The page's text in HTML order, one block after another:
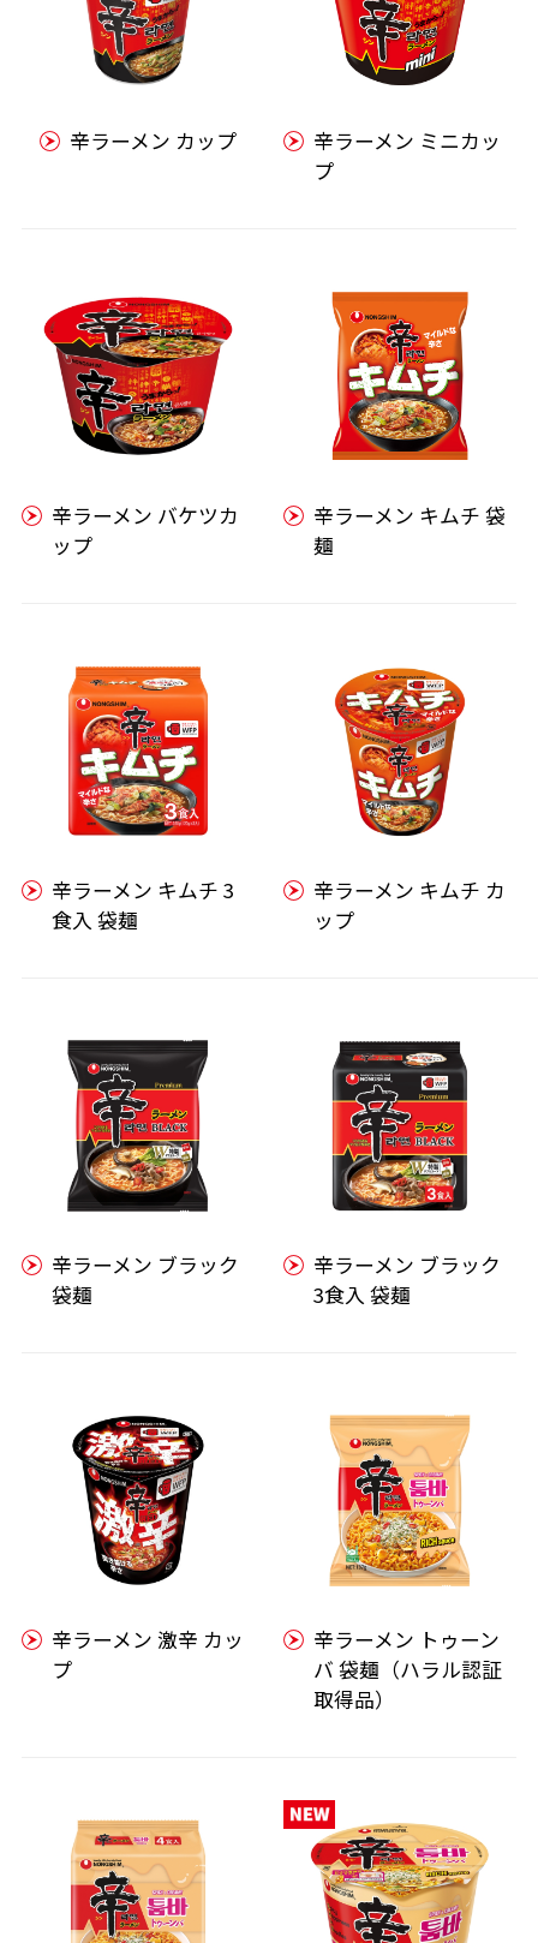
辛ラーメン カップ
辛ラーメン ミニカッ
プ
辛ラーメン バケツカ
ップ
辛ラーメン キムチ 袋
麺
辛ラーメン キムチ 3
食入 袋麺
辛ラーメン キムチ カ
ップ
辛ラーメン ブラック
袋麺
辛ラーメン ブラック
3食入 袋麺
辛ラーメン 激辛 カッ
プ
辛ラーメン トゥーン
バ 袋麺（ハラル認証
取得品）